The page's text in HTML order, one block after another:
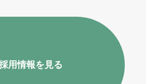
用情報を見る